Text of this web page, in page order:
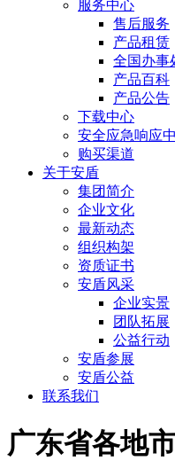
服务中心
售后服务
产品租赁
全国办事
产品百科
产品公告
下载中心
安全应急响应
购买渠道
关于安盾
集团简介
企业文化
最新动态
组织构架
资质证书
安盾风采
企业实景
团队拓展
公益行动
安盾参展
安盾公益
联系我们
广东省各地